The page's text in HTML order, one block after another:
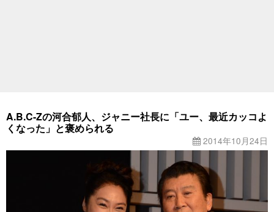
A.B.C-Zの河合郁人、ジャニー社長に「ユー、最近カッコよ
くなった」と褒められる
2014年10月24日